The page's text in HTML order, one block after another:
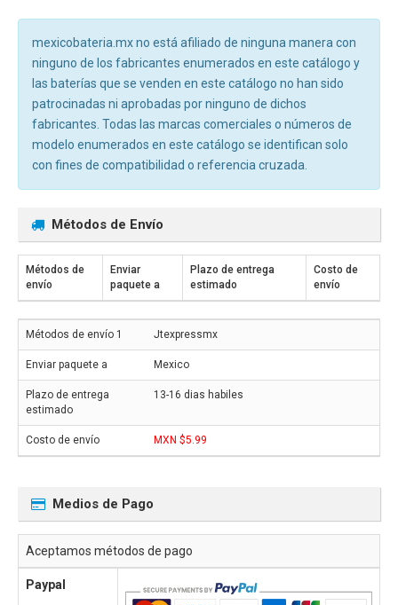
mexicobateria.mx no está afiliado de ninguna manera con
ninguno de los fabricantes enumerados en este catálogo y
las baterías que se venden en este catálogo no han sido
patrocinadas ni aprobadas por ninguno de dichos
fabricantes. Todas las marcas comerciales o números de
modelo enumerados en este catálogo se identifican solo
con fines de compatibilidad o referencia cruzada.
Métodos de Envío
Métodos de
envío
Enviar
paquete a
Plazo de entrega
estimado
Costo de
envío
Jtexpressmx
Mexico
13-16 dias habiles
MXN $5.99
Medios de Pago
Aceptamos métodos de pago
Paypal